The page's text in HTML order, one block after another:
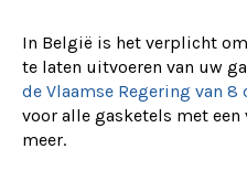
In België is het verplicht
te laten uitvoeren van uw
de Vlaamse Regering van 8
voor alle gasketels met een
meer.